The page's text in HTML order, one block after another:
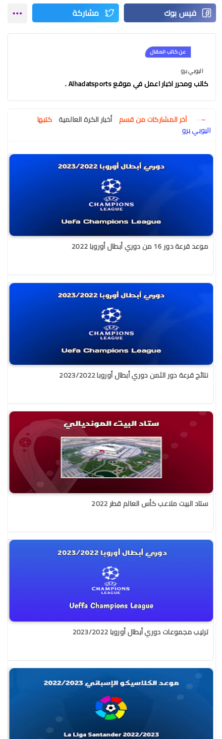
عن كاتب المقال
اليوبي برو
كاتب ومحرر اخبار اعمل في موقع Alhadatsports .
آخر المشاركات من قسم أخبار الكرة العالمية كتبها
اليوبي برو
موعد قرعة دور 16 من دوري أبطال أوروبا 2022
نتائج قرعة دور الثمن دوري أبطال أوروبا 2023/2022
ستاد البيت ملاعب كأس العالم قطر 2022
ترتيب مجموعات دوري أبطال أوروبا 2023/2022